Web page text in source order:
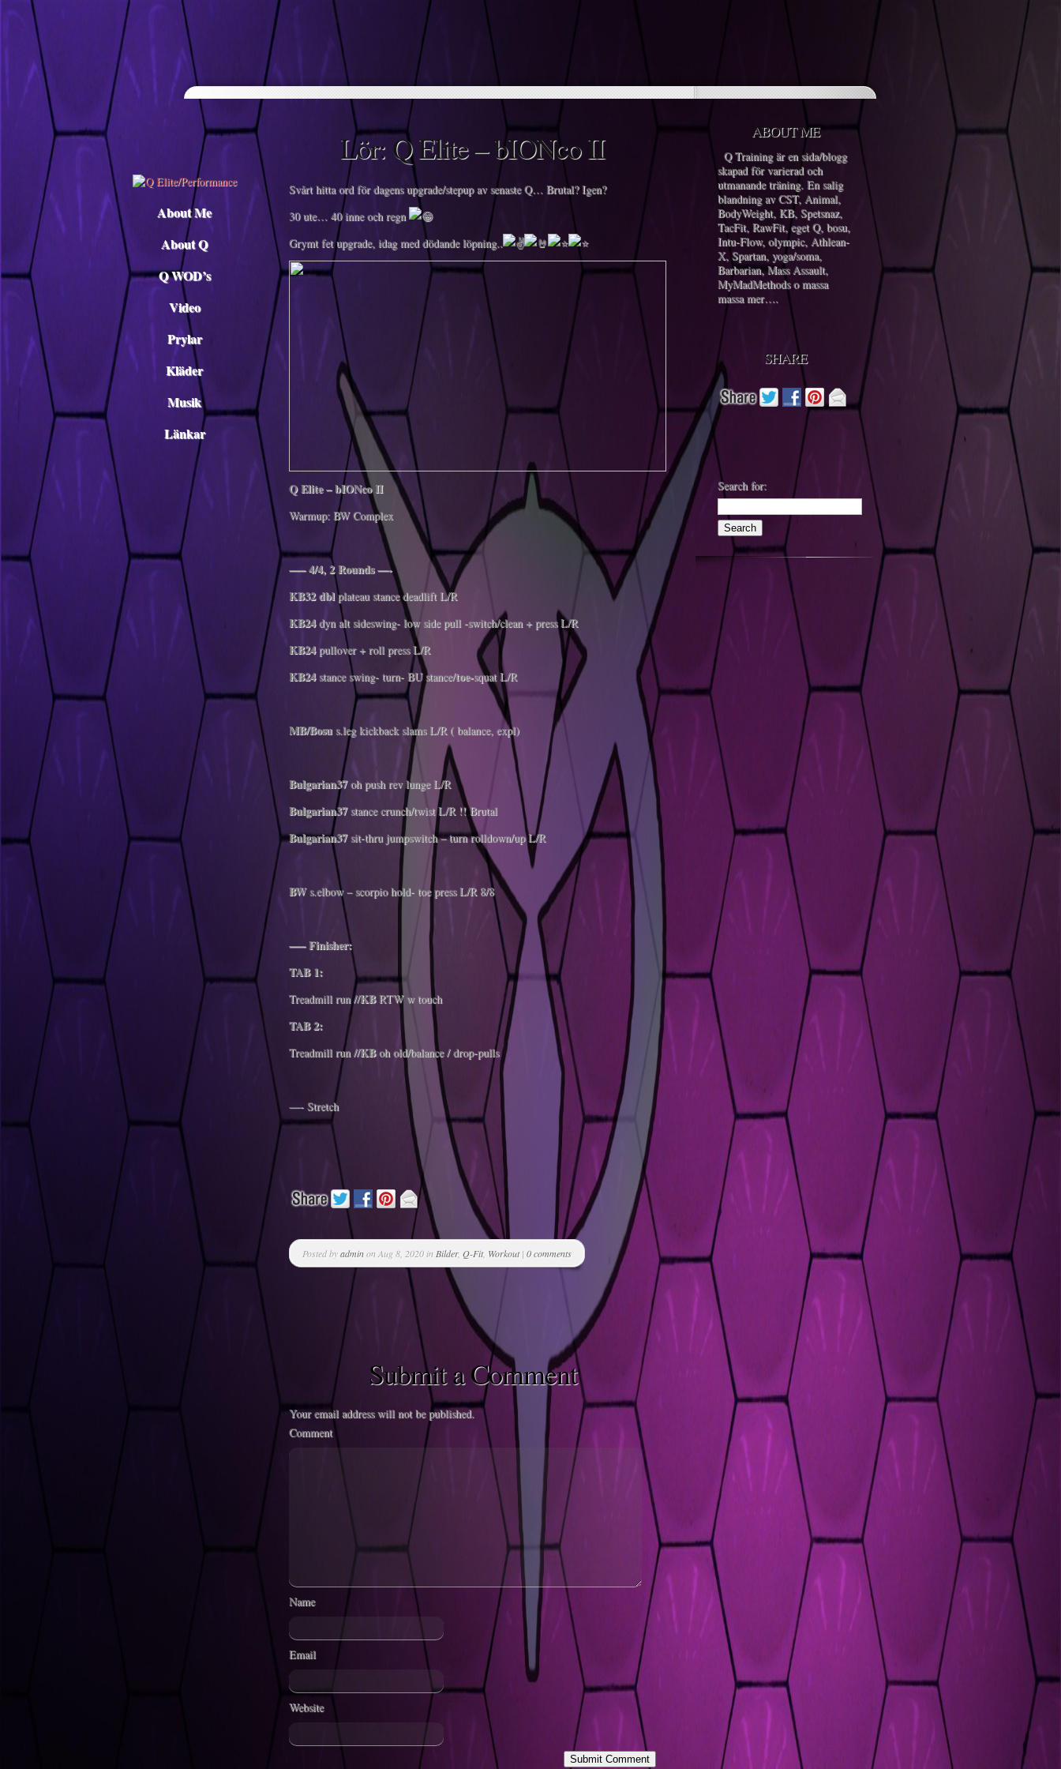
Descargar musica
About Me
About Q
Q WOD’s
Video
Prylar
Kläder
Musik
Länkar
Lör: Q Elite – bIONco II
Svårt hitta ord för dagens upgrade/stepup av senaste Q… Brutal? Igen?
30 ute… 40 inne och regn
Grymt fet upgrade, idag med dödande löpning..
Q Elite – bIONco II
Warmup: BW Complex
—– 4/4, 2 Rounds —-
KB32 dblplateau stance deadlift L/R
KB24dyn alt sideswing- low side pull -switch/clean + press L/R
KB24pullover + roll press L/R
KB24stance swing- turn- BU stance/toe-squat L/R
MB/Bosus.leg kickback slams L/R ( balance, expl)
Bulgarian37oh push rev lunge L/R
Bulgarian37stance crunch/twist L/R !! Brutal
Bulgarian37sit-thru jumpswitch – turn rolldown/up L/R
BWs.elbow – scorpio hold- toe press L/R 8/8
—– Finisher:
TAB 1:
Treadmill run //KBRTW w touch
TAB 2:
Treadmill run //KBoh old/balance / drop-pulls
—- Stretch
Posted byadminon Aug 8, 2020 in Bilder, Q-Fit, Workout| 0 comments
Submit a Comment
Your email address will not be published.
Comment
Name
Email
Website
ABOUT ME
Q Training är en sida/blogg
skapad för varierad och
utmanande träning. En salig
blandning av CST, Animal,
BodyWeight, KB, Spetsnaz,
TacFit, RawFit, eget Q, bosu,
Intu-Flow, olympic, Athlean-
X, Spartan, yoga/soma,
Barbarian, Mass Assault,
MyMadMethods o massa
massa mer….
SHARE
Search for: